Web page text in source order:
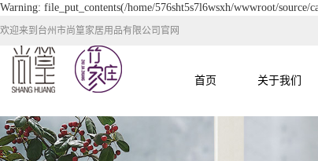
Warning: file_put_contents(/home/576sht5s7l6wsxh/wwwroot/source/
欢迎来到台州市尚篁家居用品有限公司官网
首页 关于我们